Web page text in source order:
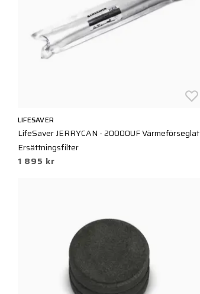
LIFESAVER
LifeSaver JERRYCAN - 20000UF Värmeförseglat
Ersättningsfilter
1 895 kr